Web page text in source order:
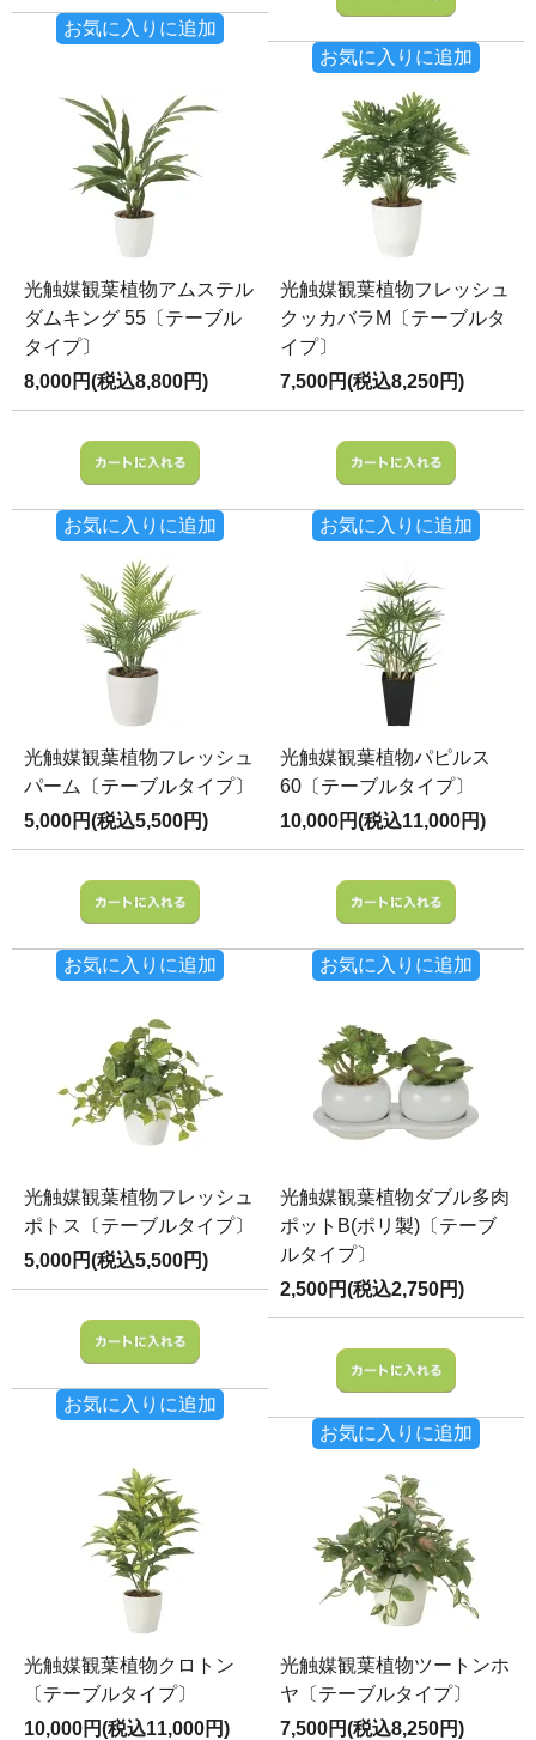
お気に入りに追加
お気に入りに追加
光触媒観葉植物アムステル
ダムキング 55〔テーブル
タイプ〕
8,000円(税込8,800円)
お気に入りに追加
光触媒観葉植物フレッシュ
クッカバラM〔テーブルタ
イプ〕
7,500円(税込8,250円)
お気に入りに追加
光触媒観葉植物フレッシュ
パーム〔テーブルタイプ〕
5,000円(税込5,500円)
お気に入りに追加
光触媒観葉植物パピルス
60〔テーブルタイプ〕
10,000円(税込11,000円)
お気に入りに追加
光触媒観葉植物フレッシュ
ポトス〔テーブルタイプ〕
5,000円(税込5,500円)
お気に入りに追加
光触媒観葉植物ダブル多肉
ポットB(ポリ製)〔テーブ
ルタイプ〕
2,500円(税込2,750円)
お気に入りに追加
光触媒観葉植物クロトン
〔テーブルタイプ〕
10,000円(税込11,000円)
光触媒観葉植物ツートンホ
ヤ〔テーブルタイプ〕
7,500円(税込8,250円)